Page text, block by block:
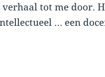
tot me door.
… een